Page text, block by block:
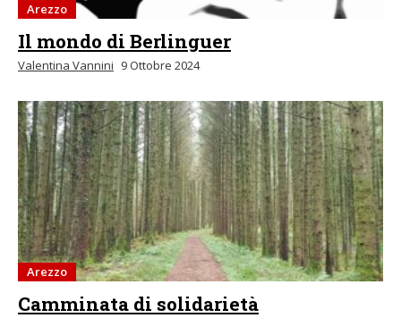
Arezzo
Il mondo di Berlinguer
Valentina Vannini 9 Ottobre 2024
Arezzo
Camminata di solidarietà